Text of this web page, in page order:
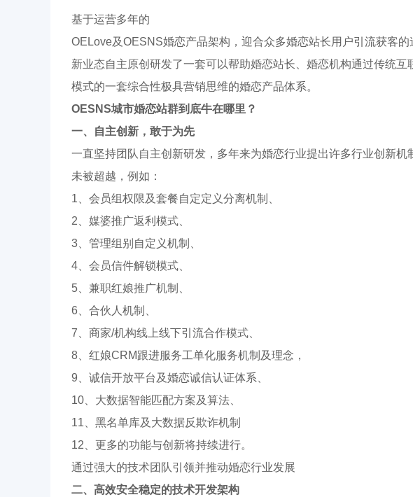
基于运营多年的
OELove及OESNS婚恋产品架构，迎合众多婚恋站长用户引流获客
新业态自主原创研发了一套可以帮助婚恋站长、婚恋机构通过传统
模式的一套综合性极具营销思维的婚恋产品体系。
OESNS城市婚恋站群到底牛在哪里？
一、自主创新，敢于为先
一直坚持团队自主创新研发，多年来为婚恋行业提出许多行业创新
未被超越，例如：
1、会员组权限及套餐自定定义分离机制、
2、媒婆推广返利模式、
3、管理组别自定义机制、
4、会员信件解锁模式、
5、兼职红娘推广机制、
6、合伙人机制、
7、商家/机构线上线下引流合作模式、
8、红娘CRM跟进服务工单化服务机制及理念，
9、诚信开放平台及婚恋诚信认证体系、
10、大数据智能匹配方案及算法、
11、黑名单库及大数据反欺诈机制
12、更多的功能与创新将持续进行。
通过强大的技术团队引领并推动婚恋行业发展
二、高效安全稳定的技术开发架构